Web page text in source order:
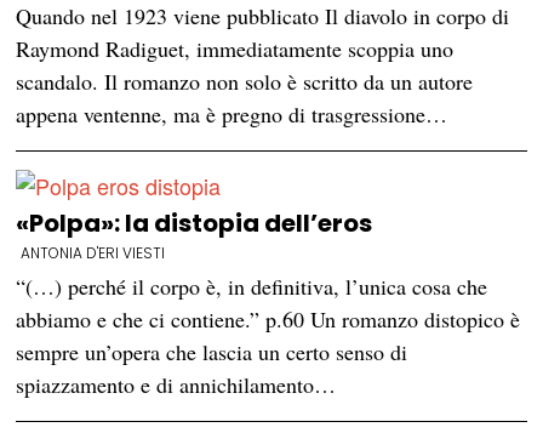
Quando nel 1923 viene pubblicato Il diavolo in corpo di
Raymond Radiguet, immediatamente scoppia uno
scandalo. Il romanzo non solo è scritto da un autore
appena ventenne, ma è pregno di trasgressione…
«Polpa»: la distopia dell’eros
ANTONIA D'ERI VIESTI
“(…) perché il corpo è, in definitiva, l’unica cosa che
abbiamo e che ci contiene.” p.60 Un romanzo distopico è
sempre un’opera che lascia un certo senso di
spiazzamento e di annichilamento…